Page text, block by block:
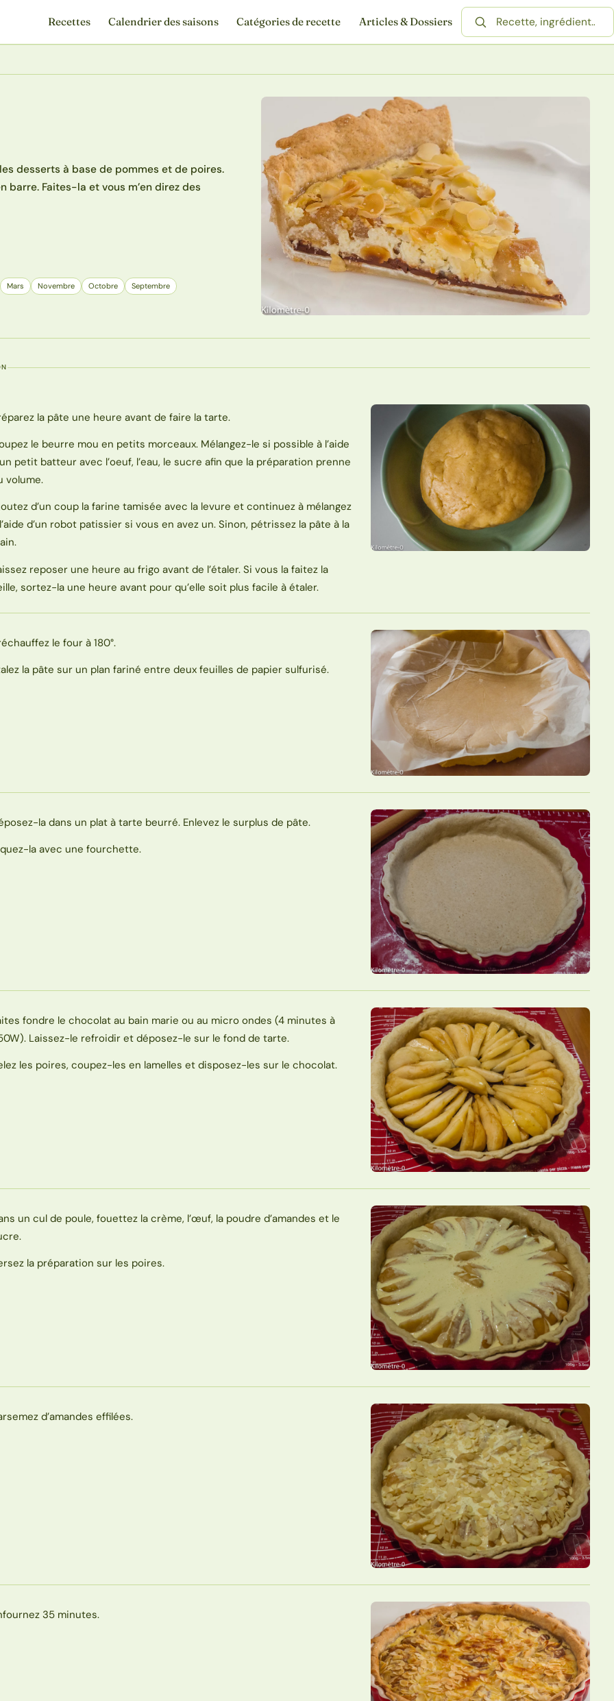
Recettes Calendrier des saisons Catégories de recette Articles & Dossiers
Rechercher une recette
desserts à base de pommes et de poires.
barre. Faites-la et vous m’en direz des
Mars Novembre Octobre Septembre
la pâte une heure avant de faire la tarte.
le beurre mou en petits morceaux. Mélangez-le si possible à l’aide
petit batteur avec l’oeuf, l’eau, le sucre afin que la préparation prenne
volume.
d’un coup la farine tamisée avec la levure et continuez à mélangez
d’un robot patissier si vous en avez un. Sinon, pétrissez la pâte à la
reposer une heure au frigo avant de l’étaler. Si vous la faitez la
sortez-la une heure avant pour qu’elle soit plus facile à étaler.
le four à 180°.
la pâte sur un plan fariné entre deux feuilles de papier sulfurisé.
la dans un plat à tarte beurré. Enlevez le surplus de pâte.
la avec une fourchette.
fondre le chocolat au bain marie ou au micro ondes (4 minutes à
Laissez-le refroidir et déposez-le sur le fond de tarte.
les poires, coupez-les en lamelles et disposez-les sur le chocolat.
un cul de poule, fouettez la crème, l’œuf, la poudre d’amandes et le
la préparation sur les poires.
d’amandes effilées.
35 minutes.